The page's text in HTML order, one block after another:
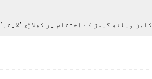
کامن ویلتھ گیمز کے اختتام پر کھلاڑی ‘لاپتہ’